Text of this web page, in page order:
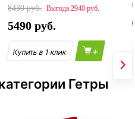
8430
2940
5490
+
Гетры